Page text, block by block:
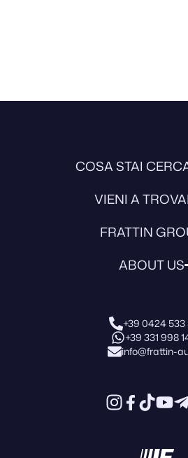
COSA STAI
VIENI A
FRATTIN
ABOUT US
+39 0424 533
+39 331 998
info@frattin-